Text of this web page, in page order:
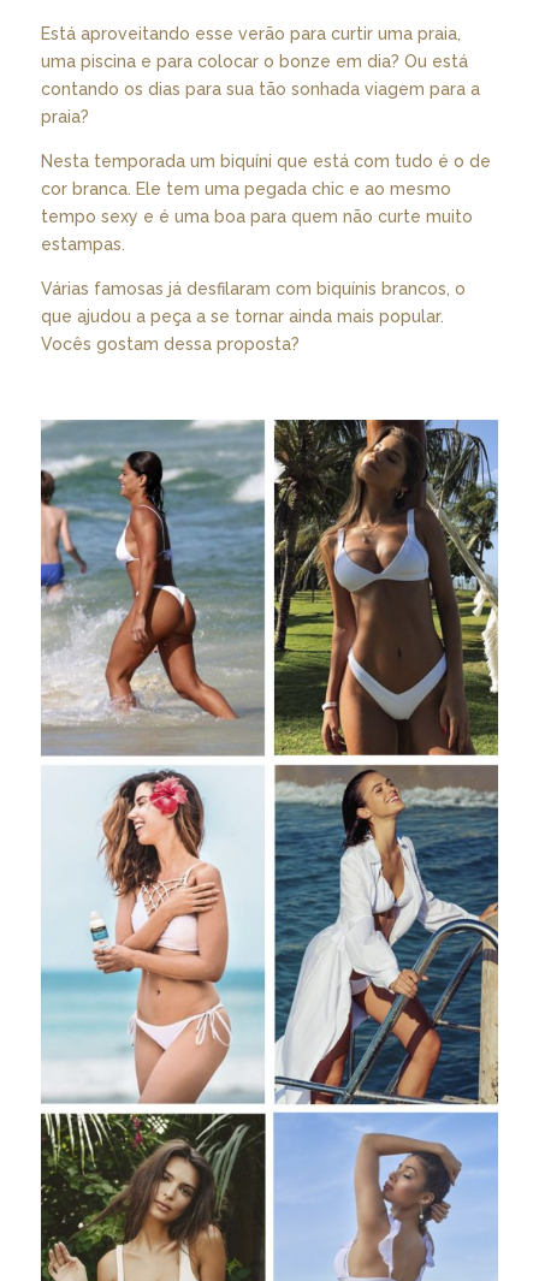
Está aproveitando esse verão para curtir uma praia,
uma piscina e para colocar o bonze em dia? Ou está
contando os dias para sua tão sonhada viagem para a
praia?
Nesta temporada um biquíni que está com tudo é o de
cor branca. Ele tem uma pegada chic e ao mesmo
tempo sexy e é uma boa para quem não curte muito
estampas.
Várias famosas já desfilaram com biquínis brancos, o
que ajudou a peça a se tornar ainda mais popular.
Vocês gostam dessa proposta?